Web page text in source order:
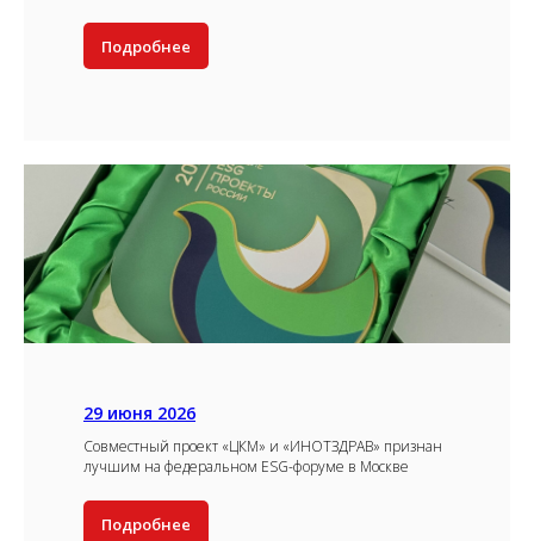
Подробнее
29 июня 2026
Совместный проект «ЦКМ» и «ИНОТЗДРАВ» признан
лучшим на федеральном ESG-форуме в Москве
Подробнее